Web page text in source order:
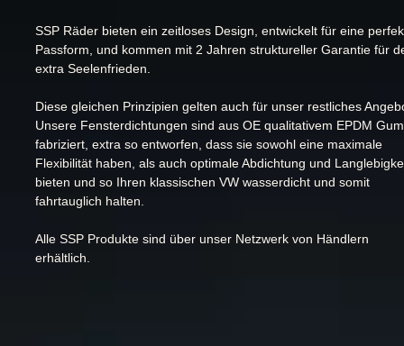
SSP Räder bieten ein zeitloses Design, entwickelt für eine
Passform, und kommen mit 2 Jahren struktureller Garantie für
extra Seelenfrieden.
Diese gleichen Prinzipien gelten auch für unser restliches
Unsere Fensterdichtungen sind aus OE qualitativem EPDM
fabriziert, extra so entworfen, dass sie sowohl eine maximale
Flexibilität haben, als auch optimale Abdichtung und
bieten und so Ihren klassischen VW wasserdicht und somit
fahrtauglich halten.
Alle SSP Produkte sind über unser Netzwerk von Händlern
erhältlich.